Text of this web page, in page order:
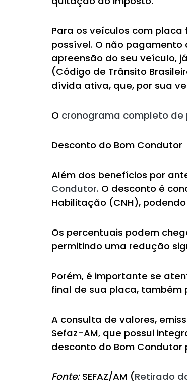
Para os veículos com placa
possível. O não
apreensão do seu veículo,
(Código de Trânsito
dívida ativa, que, por sua
O cronograma completo de
Desconto do Bom Condutor
Além dos benefícios por
Condutor. O desconto é
Habilitação (CNH),
Os percentuais podem
permitindo uma redução
Porém, é importante se
final de sua placa, também
A consulta de valores,
Sefaz-AM, que possui
desconto do Bom
Fonte:SEFAZ/AM (Retirado